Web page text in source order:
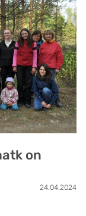
on
24.04.2024